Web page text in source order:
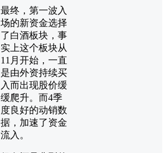
最终，第一波入
场的新资金选择
了白酒板块，事
实上这个板块从
11月开始，一直
是由外资持续买
入而出现股价缓
缓爬升。而4季
度良好的动销数
据，加速了资金
流入。